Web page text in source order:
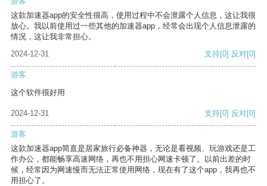
这款加速器app的安全性很高，使用过程中不会泄露个人信息，这让我很
放心。我以前使用过一些其他的加速器app，经常会出现个人信息泄露的
情况，这让我非常担心。
2024-12-31
支持[0] 反对[0]
游客
这个软件很好用
2024-12-31 支持[0] 反对[0]
游客
这款加速器app简直是居家旅行必备神器，无论是看视频、玩游戏还是工
作办公，都能畅享高速网络，再也不用担心网速卡顿了。以前出差的时
候，经常因为网速慢而无法正常使用网络，现在有了这个app，我再也不
用担心了。